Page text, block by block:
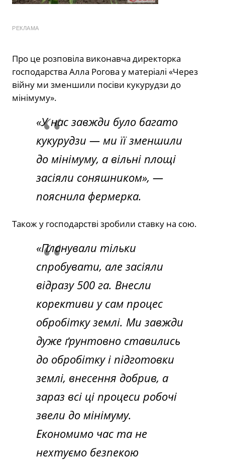
РЕКЛАМА
Про це розповіла виконавча директорка
господарства Алла Рогова у матеріалі «Через
війну ми зменшили посіви кукурудзи до
мінімуму».
«У нас завжди було багато
кукурудзи — ми її зменшили
до мінімуму, а вільні площі
засіяли соняшником», —
пояснила фермерка.
Також у господарстві зробили ставку на сою.
«Планували тільки
спробувати, але засіяли
відразу 500 га. Внесли
корективи у сам процес
обробітку землі. Ми завжди
дуже ґрунтовно ставились
до обробітку і підготовки
землі, внесення добрив, а
зараз всі ці процеси робочі
звели до мінімуму.
Економимо час та не
нехтуємо безпекою